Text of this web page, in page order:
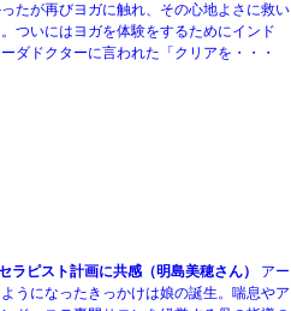
たが再びヨガに触れ、その心地よさに救い
ついにはヨガを体験をするためにインド
ダドクターに言われた「クリアを・・・
ラピスト計画に共感（明島美穂さん）
アー
うになったきっかけは娘の誕生。喘息やア